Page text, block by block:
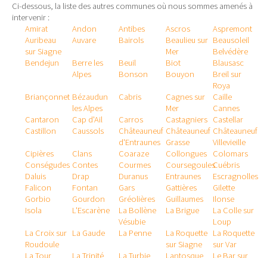
Ci-dessous, la liste des autres communes où nous sommes amenés à
intervenir :
Amirat
Andon Antibes Ascros
Aspremont
Auribeau
sur Siagne
Auvare Bairols
Beaulieu sur
Mer
Beausoleil
Belvédère
Bendejun
Berre les
Alpes
Beuil Biot
Blausasc
Bonson
Bouyon
Breil sur
Roya
Briançonnet Bézaudun
les Alpes
Cabris
Cagnes sur
Mer
Caille
Cannes
Cantaron
Cap d'Ail Carros Castagniers Castellar
Castillon
Caussols
Châteauneuf
d'Entraunes
Châteauneuf
Grasse
Châteauneuf
Villevieille
Cipières
Clans Coaraze Collongues
Colomars
Conségudes Contes Courmes CoursegoulesCuébris
Daluis
Drap Duranus Entraunes
Escragnolles
Falicon
Fontan Gars Gattières
Gilette
Gorbio
Gourdon Gréolières Guillaumes
Ilonse
Isola
L'Escarène
La Bollène
Vésubie
La Brigue
La Colle sur
Loup
La Croix sur
Roudoule
La Gaude La Penne
La Roquette
sur Siagne
La Roquette
sur Var